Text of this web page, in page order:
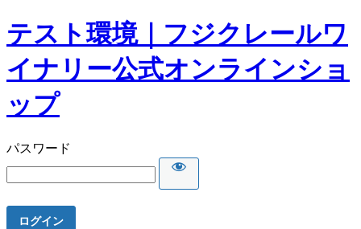
テスト環境｜フジクレールワ
イナリー公式オンラインショ
ップ
パスワード